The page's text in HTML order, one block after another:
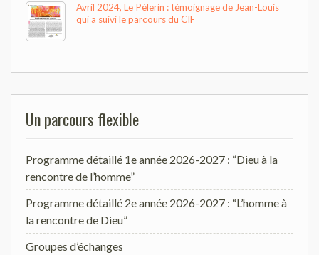
Avril 2024, Le Pèlerin : témoignage de Jean-Louis
qui a suivi le parcours du CIF
Un parcours flexible
Programme détaillé 1e année 2026-2027 : “Dieu à la
rencontre de l’homme”
Programme détaillé 2e année 2026-2027 : “L’homme à
la rencontre de Dieu”
Groupes d’échanges